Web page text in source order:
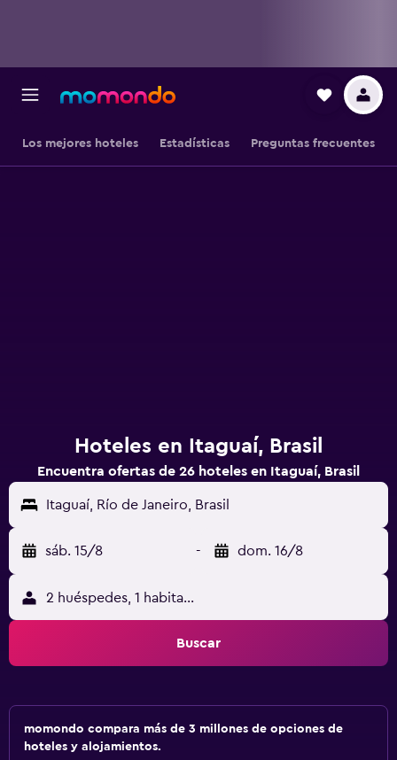
Los mejores hoteles Estadísticas Preguntas frecuentes
Hoteles en Itaguaí, Brasil
Encuentra ofertas de 26 hoteles en Itaguaí, Brasil
Itaguaí, Río de Janeiro, Brasil
sáb. 15/8 - dom. 16/8
2 huéspedes, 1 habitación
Buscar
momondo compara más de 3 millones de opciones de
hoteles y alojamientos.